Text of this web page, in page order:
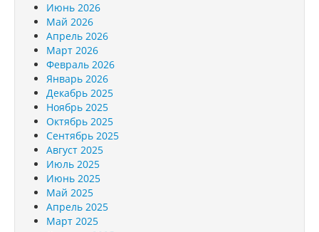
Июнь 2026
Май 2026
Апрель 2026
Март 2026
Февраль 2026
Январь 2026
Декабрь 2025
Ноябрь 2025
Октябрь 2025
Сентябрь 2025
Август 2025
Июль 2025
Июнь 2025
Май 2025
Апрель 2025
Март 2025